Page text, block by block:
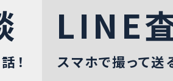
！
LINE
スマホで撮って送